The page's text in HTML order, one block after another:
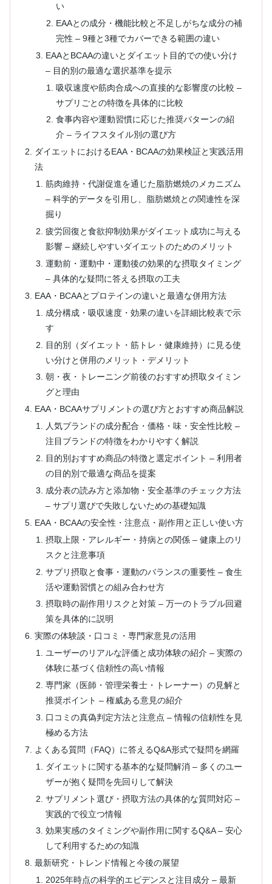
い
EAAとの成分・機能比較と不足しがちな成分の補
完性 – 9種と3種でカバーできる範囲の違い
EAAとBCAAの違いとダイエット目的での使い分け
– 目的別の最適な選択基準を提示
吸収速度や筋肉合成への直接的な影響度の比較 –
サプリごとの特徴を具体的に比較
食事内容や運動習慣に応じた推奨パターンの紹
介 – ライフスタイル別の選び方
ダイエットにおけるEAA・BCAAの効果検証と実践活用
法
筋肉維持・代謝促進を通じた脂肪燃焼のメカニズム
– 科学的データを引用し、脂肪燃焼との関連性を深
掘り
疲労回復と食欲抑制効果がダイエット成功に与える
影響 – 継続しやすいダイエットのためのメリット
運動前・運動中・運動後の効果的な摂取タイミング
– 具体的な疑問に答える摂取の工夫
EAA・BCAAとプロテインの違いと最適な併用方法
成分構成・吸収速度・効果の違いを詳細比較表で示
す
目的別（ダイエット・筋トレ・健康維持）に見る使
い分けと併用のメリット・デメリット
朝・夜・トレーニング前後のおすすめ摂取タイミン
グと理由
EAA・BCAAサプリメントの選び方とおすすめ商品解説
人気ブランドの成分配合・価格・味・安全性比較 –
注目ブランドの特徴をわかりやすく解説
目的別おすすめ商品の特徴と選定ポイント – 利用者
の目的別で最適な商品を提案
成分表の読み方と添加物・安全基準のチェック方法
– サプリ選びで失敗しないための基礎知識
EAA・BCAAの安全性・注意点・副作用と正しい使い方
摂取上限・アレルギー・持病との関係 – 健康上のリ
スクと注意事項
サプリ摂取と食事・運動のバランスの重要性 – 食生
活や運動習慣との組み合わせ方
摂取時の副作用リスクと対策 – 万一のトラブル回避
策を具体的に説明
実際の体験談・口コミ・専門家意見の活用
ユーザーのリアルな評価と成功体験の紹介 – 実際の
体験に基づく信頼性の高い情報
専門家（医師・管理栄養士・トレーナー）の見解と
推奨ポイント – 権威ある意見の紹介
口コミの真偽判定方法と注意点 – 情報の信頼性を見
極める方法
よくある質問（FAQ）に答えるQ&A形式で疑問を網羅
ダイエットに関する基本的な疑問解消 – 多くのユー
ザーが抱く疑問を先回りして解決
サプリメント選び・摂取方法の具体的な質問対応 –
実践的で役立つ情報
効果実感のタイミングや副作用に関するQ&A – 安心
して利用するための知識
最新研究・トレンド情報と今後の展望
2025年時点の科学的エビデンスと注目成分 – 最新